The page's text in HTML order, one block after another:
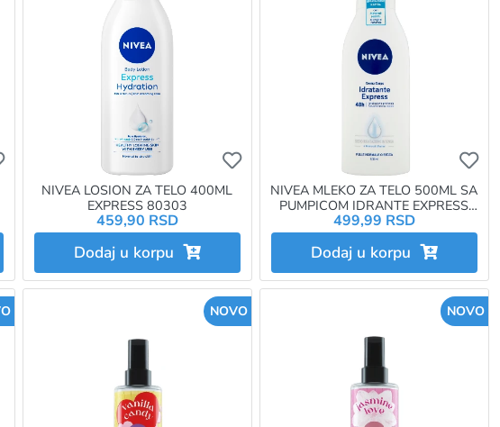
morate da budete prijavljeni
Ukoliko želite da dodate proizvod u omiljene morate da budete prijavljeni
Ukoliko želite da dodate proizvod u
NIVEA LOSION ZA TELO 400ML
EXPRESS 80303
459,90 RSD
Dodaj u korpu
NIVEA MLEKO ZA TELO 500ML SA
PUMPICOM IDRANTE EXPRESS
83826
499,99 RSD
Dodaj u korpu
NOVO NOVO